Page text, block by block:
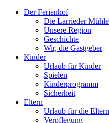
Der Ferienhof
Die Larrieder Mühle
Unsere Region
Geschichte
Wir, die Gastgeber
Kinder
Urlaub für Kinder
Spielen
Kinderprogramm
Sicherheit
Eltern
Urlaub für die Eltern
Verpflegung